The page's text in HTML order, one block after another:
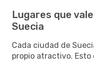
Lugares que
Suecia
Cada ciudad de
propio atractivo. Esto